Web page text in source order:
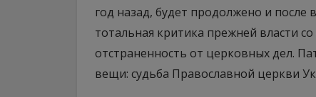
год назад, будет продолжено и
тотальная критика прежней власти
отстраненность от церковных дел.
вещи: судьба Православной церкви